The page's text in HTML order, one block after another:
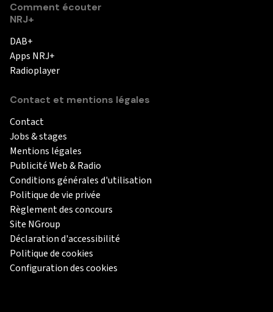
Comment écouter
NRJ+
DAB+
Apps NRJ+
Radioplayer
Contact et mentions légales
Contact
Jobs & stages
Mentions légales
Publicité Web & Radio
Conditions générales d'utilisation
Politique de vie privée
Règlement des concours
Site NGroup
Déclaration d'accessibilité
Politique de cookies
Configuration des cookies